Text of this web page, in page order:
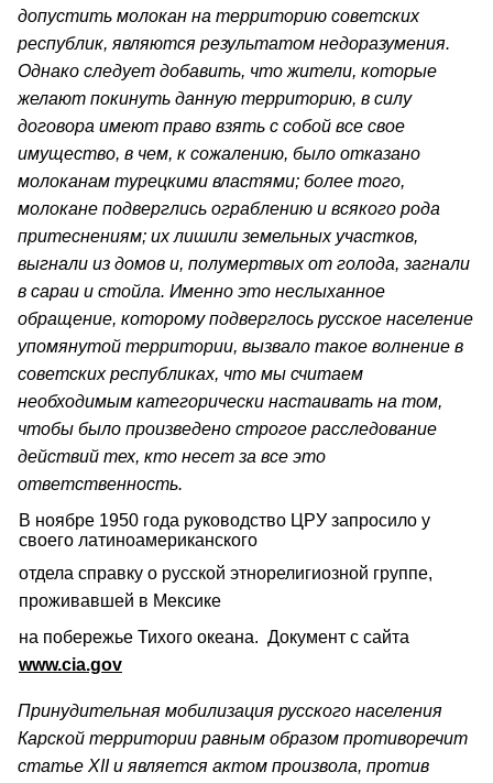
допустить молокан на территорию советских
республик, являются результатом недоразумения.
Однако следует добавить, что жители, которые
желают покинуть данную территорию, в силу
договора имеют право взять с собой все свое
имущество, в чем, к сожалению, было отказано
молоканам турецкими властями; более того,
молокане подверглись ограблению и всякого рода
притеснениям; их лишили земельных участков,
выгнали из домов и, полумертвых от голода, загнали
в сараи и стойла. Именно это неслыханное
обращение, которому подверглось русское население
упомянутой территории, вызвало такое волнение в
советских республиках, что мы считаем
необходимым категорически настаивать на том,
чтобы было произведено строгое расследование
действий тех, кто несет за все это
ответственность.
В ноябре 1950 года руководство ЦРУ запросило у
своего латиноамериканского
отдела справку о русской этнорелигиозной группе,
проживавшей в Мексике
на побережье Тихого океана. Документ с сайта
www.cia.gov
Принудительная мобилизация русского населения
Карской территории равным образом противоречит
статье XII и является актом произвола, против